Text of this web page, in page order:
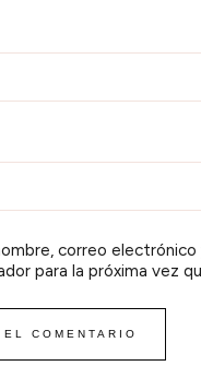
correo
para la próxima vez